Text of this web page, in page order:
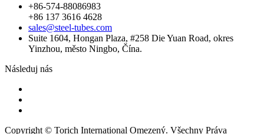
+86-574-88086983
+86 137 3616 4628
sales@steel-tubes.com
Suite 1604, Hongan Plaza, #258 Die Yuan Road, okres
Yinzhou, město Ningbo, Čína.
Následuj nás
Copyright © Torich International Omezený. Všechny Práva